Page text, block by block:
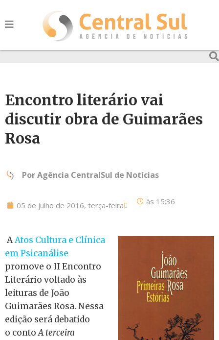
Encontro literário vai
discutir obra de Guimarães
Rosa
PorAgência CentralSul de Notícias
05 de julho de 2016, terça-feira às 15:36
AAtos Cultura e Clínica
em Psicanálise
promove o II Encontro
Literário voltado às
leituras de João
Guimarães Rosa. Nessa
edição será debatido
o contoA terceira